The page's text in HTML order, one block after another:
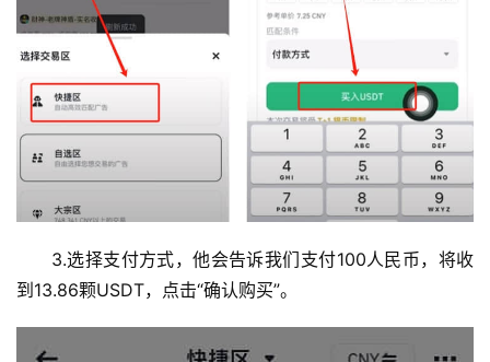
3.选择支付方式，他会告诉我们支付100人民币，将收
到13.86颗USDT，点击“确认购买”。